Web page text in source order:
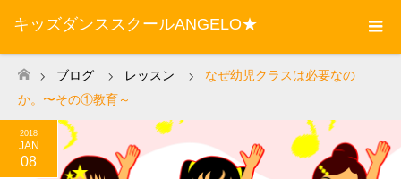
キッズダンススクールANGELO★
ホーム
ブログ レッスン
なぜ幼児クラスは必要なの
か。〜その①教育～
2018
JAN
08